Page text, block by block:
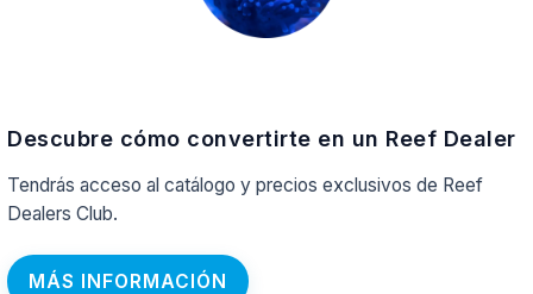
Descubre cómo convertirte en un Reef Dealer
Tendrás acceso al catálogo y precios exclusivos de Reef
Dealers Club.
MÁS INFORMACIÓN